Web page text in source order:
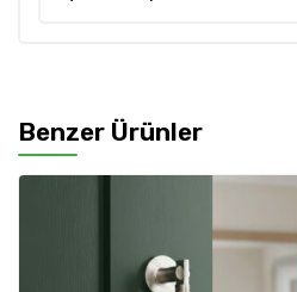
Benzer Ürünler